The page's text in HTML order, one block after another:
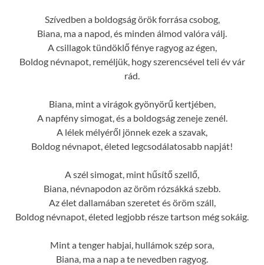
Szívedben a boldogság örök forrása csobog,
Biana, ma a napod, és minden álmod valóra válj.
A csillagok tündöklő fénye ragyog az égen,
Boldog névnapot, reméljük, hogy szerencsével teli év vár
rád.
Biana, mint a virágok gyönyörű kertjében,
A napfény simogat, és a boldogság zeneje zenél.
A lélek mélyéről jönnek ezek a szavak,
Boldog névnapot, életed legcsodálatosabb napját!
A szél simogat, mint hűsítő szellő,
Biana, névnapodon az öröm rózsákká szebb.
Az élet dallamában szeretet és öröm száll,
Boldog névnapot, életed legjobb része tartson még sokáig.
Mint a tenger habjai, hullámok szép sora,
Biana, ma a nap a te nevedben ragyog.